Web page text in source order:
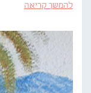
להמשך קריאה